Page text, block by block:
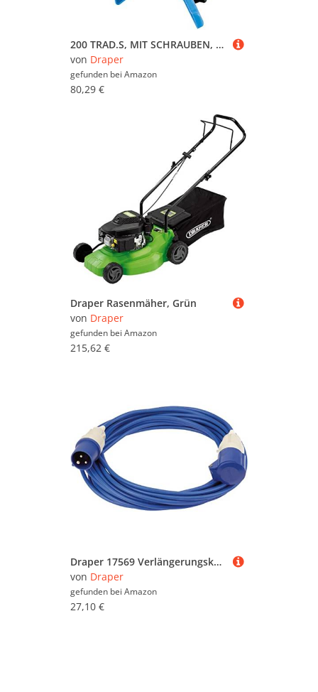
200 TRAD.S, MIT SCHRAUBEN, MESSING, 1 1/4 X 7
von Draper
gefunden bei Amazon
80,29 €
Draper Rasenmäher, Grün
von Draper
gefunden bei Amazon
215,62 €
Draper 17569 Verlängerungskabel 230V 16A 14m x 2,5mm², blau
von Draper
gefunden bei Amazon
27,10 €